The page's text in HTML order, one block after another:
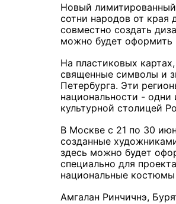
Новый лимитированный
сотни народов от края
совместно создать
можно будет оформить
На пластиковых
священные символы и
Петербурга. Эти
национальности - одни
культурной столицей
В Москве с 21 по 30
созданные
здесь можно будет
специально для
национальные
Амгалан Ринчичнэ,